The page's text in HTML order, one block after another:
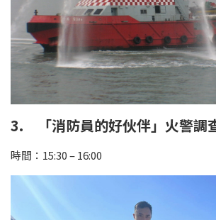
3. 「消防員的好伙伴」火警調
時間：15:30 – 16:00